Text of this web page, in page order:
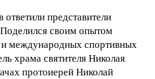
представители
своим опытом
международных спортивных
храма святителя Николая
протоиерей Николай